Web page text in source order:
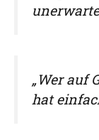
„Wer auf
hat